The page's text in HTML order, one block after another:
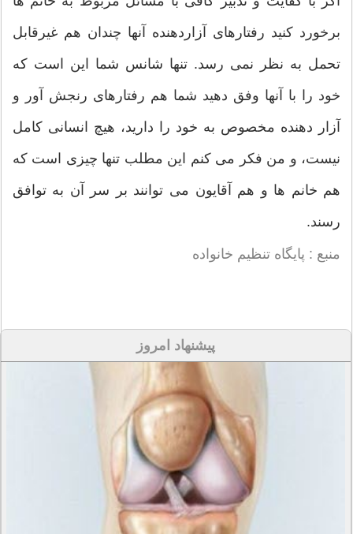
برخورد کنید رفتارهای آزاردهنده آنها چندان هم غیرقابل
تحمل به نظر نمی رسد. تنها شانس شما این است که
خود را با آنها وفق دهید شما هم رفتارهای رنجش آور و
آزار دهنده مخصوص به خود را دارید، هیچ انسانی کامل
نیست، و من فکر می کنم این مطلب تنها چیزی است که
هم خانم ها و هم آقایون می توانند بر سر آن به توافق
رسند.
منبع : پایگاه تنظیم خانواده
پیشنهاد امروز